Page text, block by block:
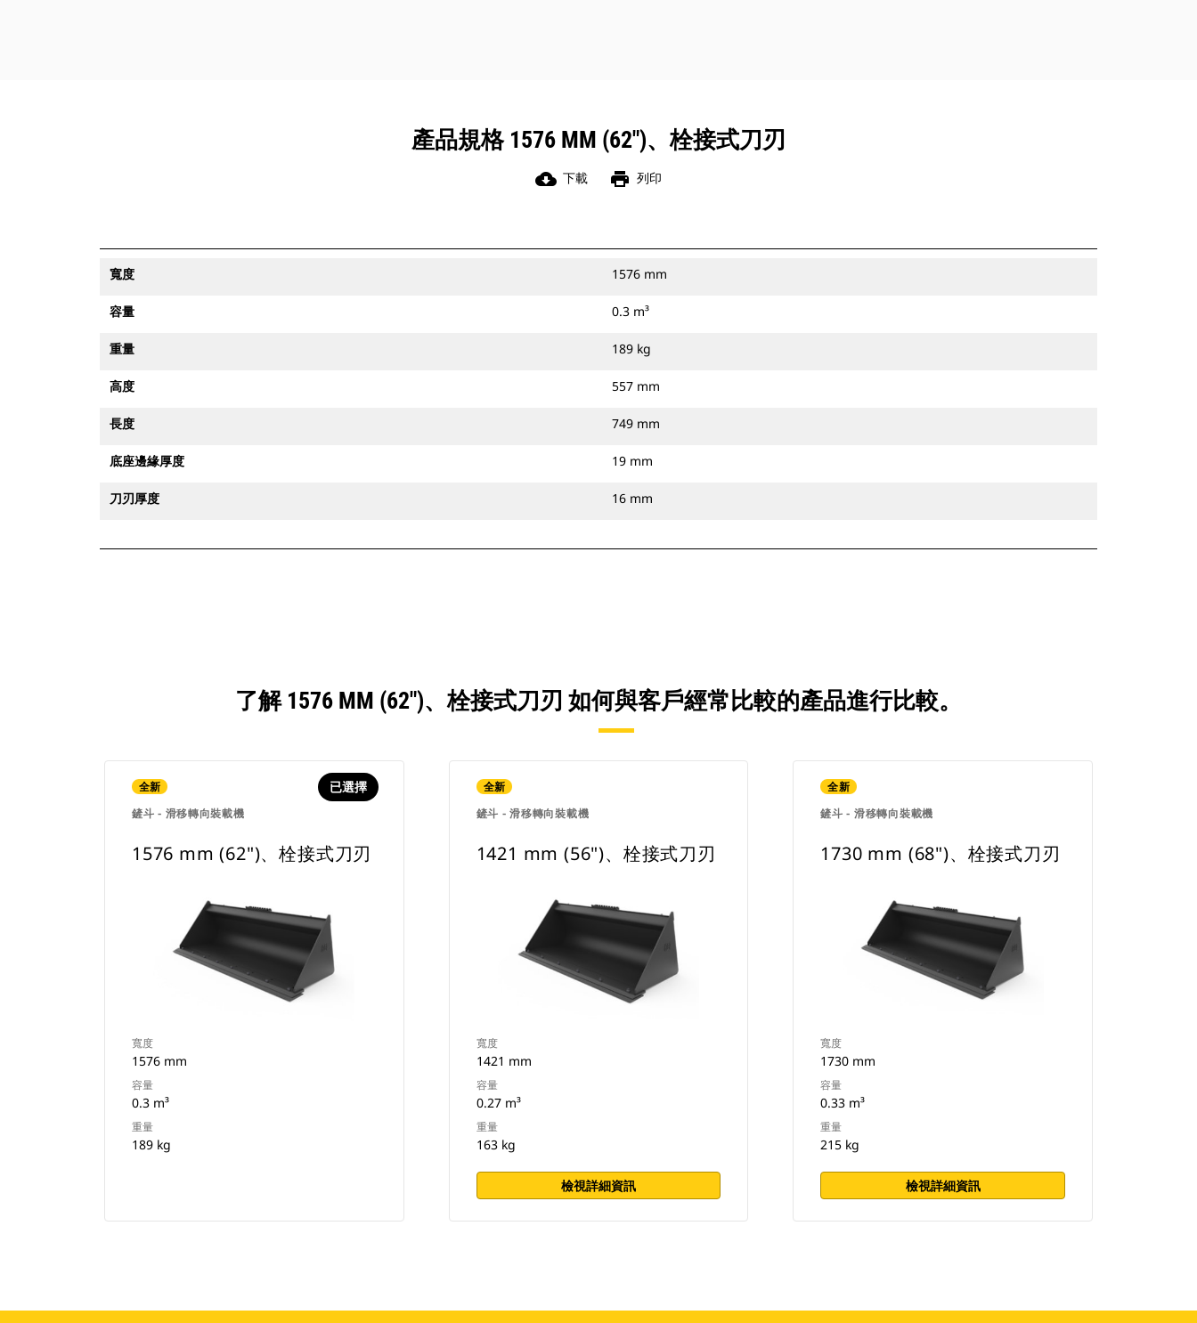
產品規格 1576 MM (62")、栓接式刀刃
cloud_download 下載 print 列印
寬度 1576 mm
容量 0.3 m³
重量 189 kg
高度 557 mm
長度 749 mm
底座邊緣厚度 19 mm
刀刃厚度 16 mm
了解 1576 MM (62")、栓接式刀刃 如何與客戶經常比較的產品進行比較。
全新
鏟斗 - 滑移轉向裝載機
已選擇
1576 mm (62")、栓接式刀刃
寬度
1576 mm
容量
0.3 m³
重量
189 kg
全新
鏟斗 - 滑移轉向裝載機
1421 mm (56")、栓接式刀刃
寬度
1421 mm
容量
0.27 m³
重量
163 kg
檢視詳細資訊
全新
鏟斗 - 滑移轉向裝載機
1730 mm (68")、栓接式刀刃
寬度
1730 mm
容量
0.33 m³
重量
215 kg
檢視詳細資訊